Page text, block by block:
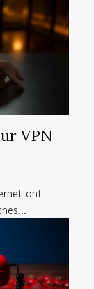
VPN
ont